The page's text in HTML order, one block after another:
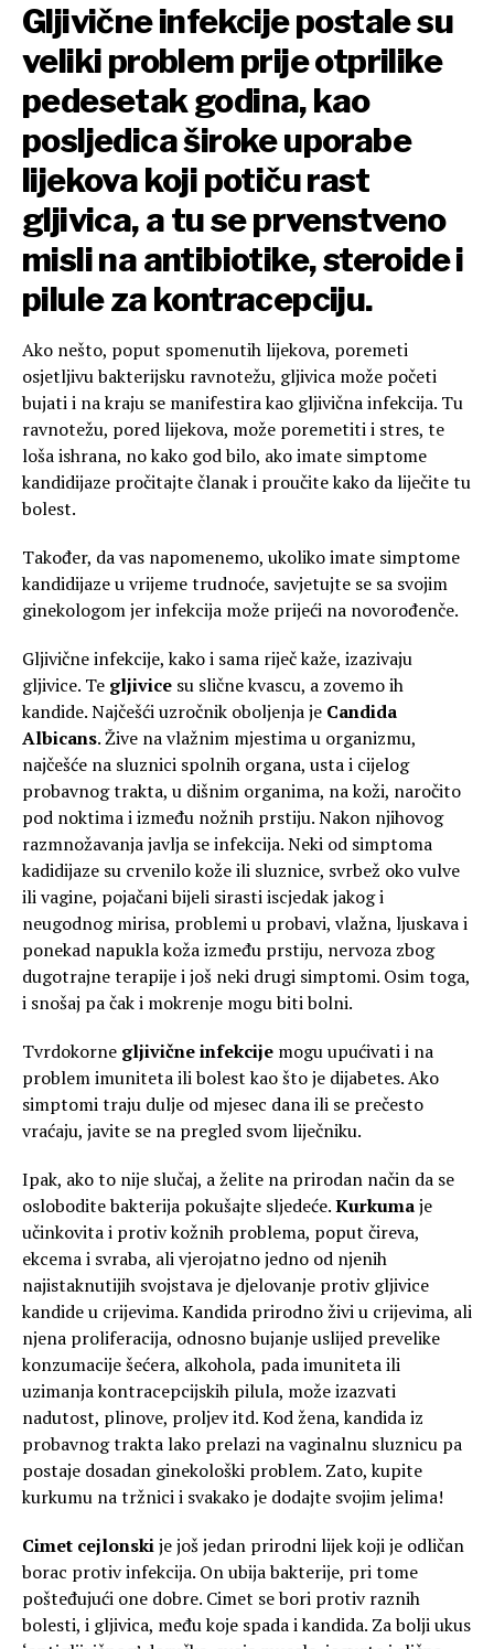
Gljivične infekcije postale su
veliki problem prije otprilike
pedesetak godina, kao
posljedica široke uporabe
lijekova koji potiču rast
gljivica, a tu se prvenstveno
misli na antibiotike, steroide i
pilule za kontracepciju.
Ako nešto, poput spomenutih lijekova, poremeti
osjetljivu bakterijsku ravnotežu, gljivica može početi
bujati i na kraju se manifestira kao gljivična infekcija. Tu
ravnotežu, pored lijekova, može poremetiti i stres, te
loša ishrana, no kako god bilo, ako imate simptome
kandidijaze pročitajte članak i proučite kako da liječite tu
bolest.
Također, da vas napomenemo, ukoliko imate simptome
kandidijaze u vrijeme trudnoće, savjetujte se sa svojim
ginekologom jer infekcija može prijeći na novorođenče.
Gljivične infekcije, kako i sama riječ kaže, izazivaju
gljivice. Te gljivice su slične kvascu, a zovemo ih
kandide. Najčešći uzročnik oboljenja je Candida
Albicans. Žive na vlažnim mjestima u organizmu,
najčešće na sluznici spolnih organa, usta i cijelog
probavnog trakta, u dišnim organima, na koži, naročito
pod noktima i između nožnih prstiju. Nakon njihovog
razmnožavanja javlja se infekcija. Neki od simptoma
kadidijaze su crvenilo kože ili sluznice, svrbež oko vulve
ili vagine, pojačani bijeli sirasti iscjedak jakog i
neugodnog mirisa, problemi u probavi, vlažna, ljuskava i
ponekad napukla koža između prstiju, nervoza zbog
dugotrajne terapije i još neki drugi simptomi. Osim toga,
i snošaj pa čak i mokrenje mogu biti bolni.
Tvrdokorne gljivične infekcije mogu upućivati i na
problem imuniteta ili bolest kao što je dijabetes. Ako
simptomi traju dulje od mjesec dana ili se prečesto
vraćaju, javite se na pregled svom liječniku.
Ipak, ako to nije slučaj, a želite na prirodan način da se
oslobodite bakterija pokušajte sljedeće.Kurkumaje
učinkovita i protiv kožnih problema, poput čireva,
ekcema i svraba, ali vjerojatno jedno od njenih
najistaknutijih svojstava je djelovanje protiv gljivice
kandide u crijevima. Kandida prirodno živi u crijevima, ali
njena proliferacija, odnosno bujanje uslijed prevelike
konzumacije šećera, alkohola, pada imuniteta ili
uzimanja kontracepcijskih pilula, može izazvati
nadutost, plinove, proljev itd. Kod žena, kandida iz
probavnog trakta lako prelazi na vaginalnu sluznicu pa
postaje dosadan ginekološki problem. Zato, kupite
kurkumu na tržnici i svakako je dodajte svojim jelima!
Cimet cejlonskije još jedan prirodni lijek koji je odličan
borac protiv infekcija. On ubija bakterije, pri tome
pošteđujući one dobre. Cimet se bori protiv raznih
bolesti, i gljivica, među koje spada i kandida. Za bolji ukus